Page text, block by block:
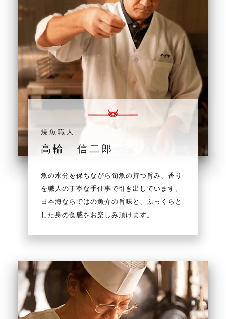
焼魚職人
高輪 信二郎
魚の水分を保ちながら旬魚の持つ旨み、香り
を職人の丁寧な手仕事で引き出しています。
日本海ならではの魚介の旨味と、ふっくらと
した身の食感をお楽しみ頂けます。